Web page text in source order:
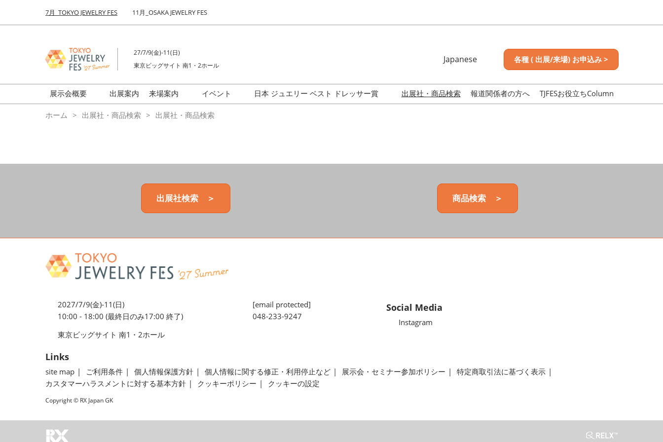
キ
し
て
む
to
7月_TOKYO JEWELRY FES 11月_OSAKA JEWELRY FES
27/7/9(金)-11(日)
東京ビッグサイト 南1・2ホール
Japanese
English
各種 ( 出展/来場) お申込み >
展示会概要
前回来場者数
ミネラル&ストーンFES
出展案内
来場案内
会場の様子
イベント
日本 ジュエリー ベスト ドレッサー賞
出展社・商品検索 報道関係者の方へ TJFESお役立ちColumn
ホーム 出展社・商品検索 出展社・商品検索
出展社検索 ＞ 商品検索 ＞
2027/7/9(金)-11(日)
10:00 - 18:00 (最終日のみ17:00 終了)
東京ビッグサイト 南1・2ホール
[email protected]
048-233-9247
Social Media
Instagram
Links
site map ご利用条件 個人情報保護方針 個人情報に関する修正・利用停止など 展示会・セミナー参加ポリシー
特定商取引法に基づく表示
カスタマーハラスメントに対する基本方針
クッキーポリシー クッキーの設定
Copyright © RX Japan GK